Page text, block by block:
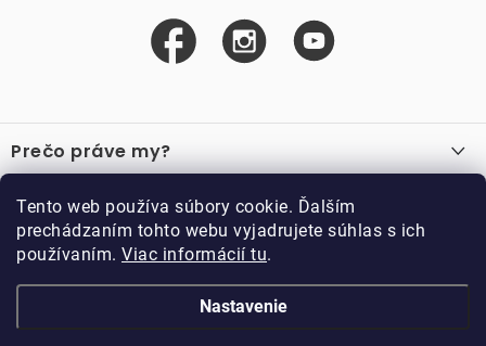
Tento web používa súbory cookie. Ďalším
prechádzaním tohto webu vyjadrujete súhlas s ich
používaním. Viac informácií tu.
Nastavenie
á
p
ä
Prečo práve my?
Recenzie
Akcie
Důležité odkazy
Velkoobchod
Vzorková prodejna
Kariéra
O nákupe
Obchodné podmienky